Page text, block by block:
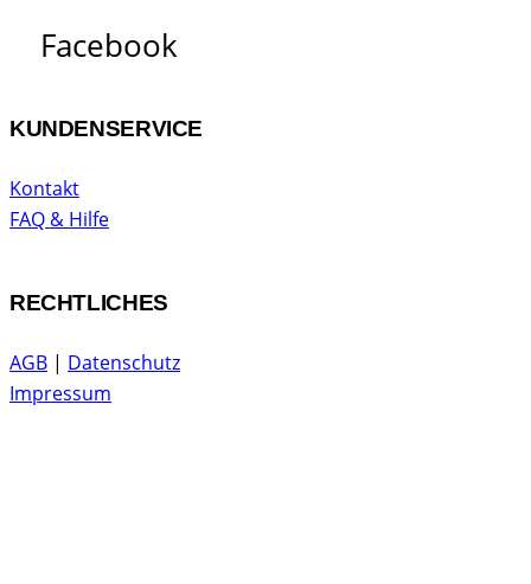
Facebook
KUNDENSERVICE
Kontakt
FAQ & Hilfe
RECHTLICHES
AGB | Datenschutz
Impressum